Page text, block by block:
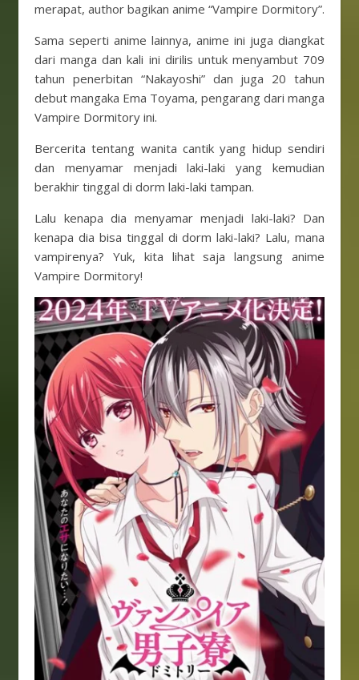
merapat, author bagikan anime “Vampire Dormitory”.
Sama seperti anime lainnya, anime ini juga diangkat
dari manga dan kali ini dirilis untuk menyambut 709
tahun penerbitan “Nakayoshi” dan juga 20 tahun
debut mangaka Ema Toyama, pengarang dari manga
Vampire Dormitory ini.
Bercerita tentang wanita cantik yang hidup sendiri
dan menyamar menjadi laki-laki yang kemudian
berakhir tinggal di dorm laki-laki tampan.
Lalu kenapa dia menyamar menjadi laki-laki? Dan
kenapa dia bisa tinggal di dorm laki-laki? Lalu, mana
vampirenya? Yuk, kita lihat saja langsung anime
Vampire Dormitory!